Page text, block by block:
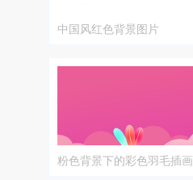
中国风红色背景图片
粉色背景下的彩色羽毛插画